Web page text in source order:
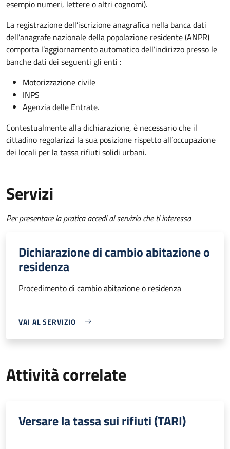
esempio numeri, lettere o altri cognomi).
La registrazione dell’iscrizione anagrafica nella banca dati
dell’anagrafe nazionale della popolazione residente (ANPR)
comporta l’aggiornamento automatico dell’indirizzo presso le
banche dati dei seguenti gli enti :
Motorizzazione civile
INPS
Agenzia delle Entrate.
Contestualmente alla dichiarazione, è necessario che il
cittadino regolarizzi la sua posizione rispetto all’occupazione
dei locali per la tassa rifiuti solidi urbani.
Servizi
Per presentare la pratica accedi al servizio che ti interessa
Dichiarazione di cambio abitazione o
residenza
Procedimento di cambio abitazione o residenza
VAI AL SERVIZIO
Attività correlate
Versare la tassa sui rifiuti (TARI)